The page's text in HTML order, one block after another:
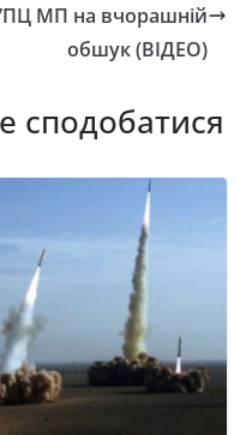
УПЦ МП на вчорашній
обшук (ВІДЕО)
сподобатися